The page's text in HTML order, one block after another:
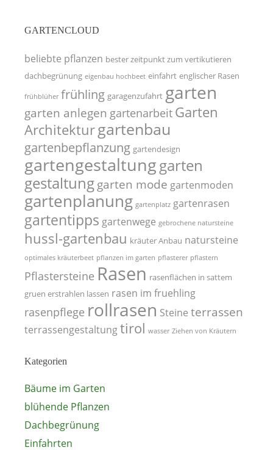
GARTENCLOUD
beliebte pflanzen bester zeitpunkt zum vertikutieren
dachbegrünung eigenbau hochbeet einfahrt englischer Rasen
frühblüher frühling garagenzufahrt garten
garten anlegen gartenarbeit Garten
Architekturgartenbau
gartenbepflanzung gartendesign
gartengestaltunggarten
gestaltunggarten mode gartenmoden
gartenplanung gartenplatz gartenrasen
gartentipps gartenwege gebrochene natursteine
hussl-gartenbau kräuter Anbau natursteine
optimales kräuterbeet pflanzen im garten pflasterer pflastern
Pflastersteine Rasen rasenflächen in sattem
gruen erstrahlen lassen rasen im fruehling
rasenpflege rollrasen Steine terrassen
terrassengestaltungtirol wasser Ziehen von Kräutern
Kategorien
Bäume im Garten
blühende Pflanzen
Dachbegrünung
Einfahrten